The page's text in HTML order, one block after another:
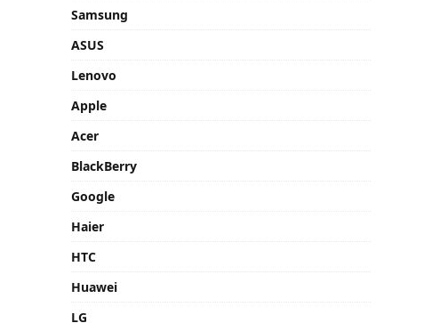
Samsung
ASUS
Lenovo
Apple
Acer
BlackBerry
Google
Haier
HTC
Huawei
LG